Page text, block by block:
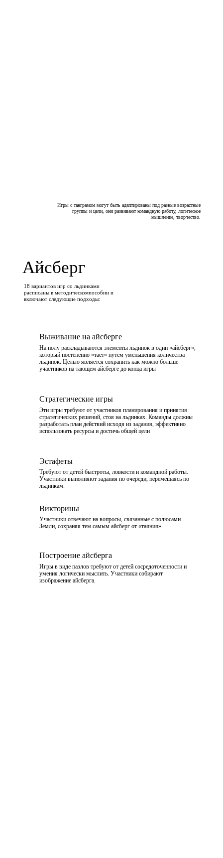
Игры с танграмом могут быть адаптированы под разные возрастные
группы и цели, они развивают командную работу, логическое
мышление, творчество.
Айсберг
18 вариантов игр со льдинками
расписаны в методическомпособии и
включают следующие подходы:
Выживание на айсберге
Стратегические игры
Эстафеты
Викторины
Построение айсберга
На полу раскладываются элементы льдинок в один «айсберг»,
который постепенно «тает» путем уменьшения количества
льдинок. Целью является сохранить как можно больше
участников на тающем айсберге до конца игры
Эти игры требуют от участников планирования и принятия
стратегических решений, стоя на льдинках. Команды должны
разработать план действий исходя из задания, эффективно
использовать ресурсы и достичь общей цели
Участники отвечают на вопросы, связанные с полюсами
Земли, сохраняя тем самым айсберг от «таяния».
Игры в виде пазлов требуют от детей сосредоточенности и
умения логически мыслить. Участники собирают
изображение айсберга.
Требуют от детей быстроты, ловкости и командной работы.
Участники выполняют задания по очереди, перемещаясь по
льдинкам.